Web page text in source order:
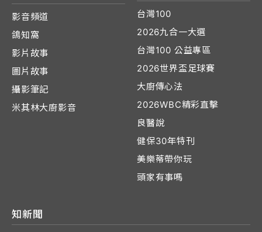
影音頻道
鴿知窩
影片故事
圖片故事
攝影筆記
米其林大廚影音
台灣100
2026九合一大選
台灣100 公益專區
2026世界盃足球賽
大廚傳心法
2026WBC精彩直擊
良醫說
健保30年特刊
美樂蒂帶你玩
頭家有事嗎
知新聞